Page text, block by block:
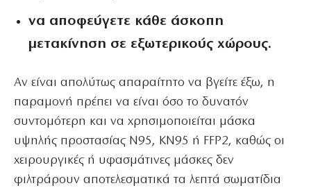
να αποφεύγετε κάθε άσκοπη
μετακίνηση σε εξωτερικούς χώρους.
Αν είναι απολύτως απαραίτητο να βγείτε έξω, η
παραμονή πρέπει να είναι όσο το δυνατόν
συντομότερη και να χρησιμοποιείται μάσκα
υψηλής προστασίας N95, KN95 ή FFP2, καθώς οι
χειρουργικές ή υφασμάτινες μάσκες δεν
φιλτράρουν αποτελεσματικά τα λεπτά σωματίδια